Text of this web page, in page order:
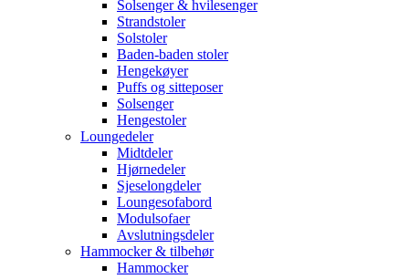
Solsenger & hvilesenger
Strandstoler
Solstoler
Baden-baden stoler
Hengekøyer
Puffs og sitteposer
Solsenger
Hengestoler
Loungedeler
Midtdeler
Hjørnedeler
Sjeselongdeler
Loungesofabord
Modulsofaer
Avslutningsdeler
Hammocker & tilbehør
Hammocker